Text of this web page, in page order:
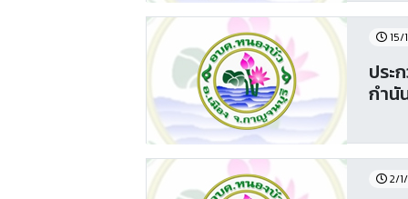
15/
ประ
กำนั
2/